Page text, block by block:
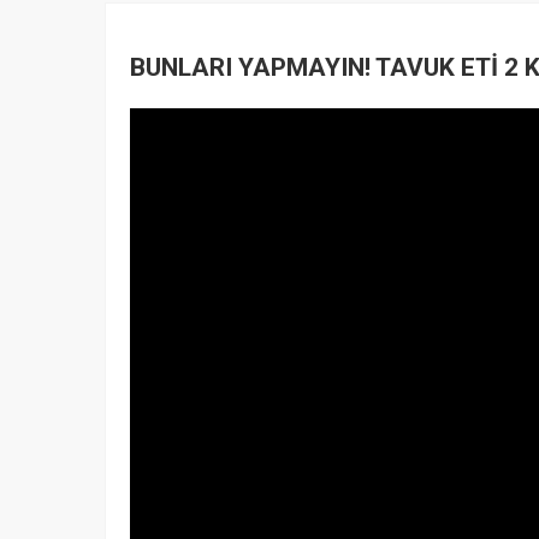
BUNLARI YAPMAYIN! TAVUK ETİ 2